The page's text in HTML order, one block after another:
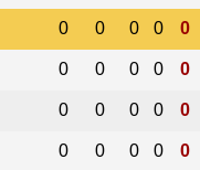
0 0 0 0 0
0 0 0 0 0
0 0 0 0 0
0 0 0 0 0